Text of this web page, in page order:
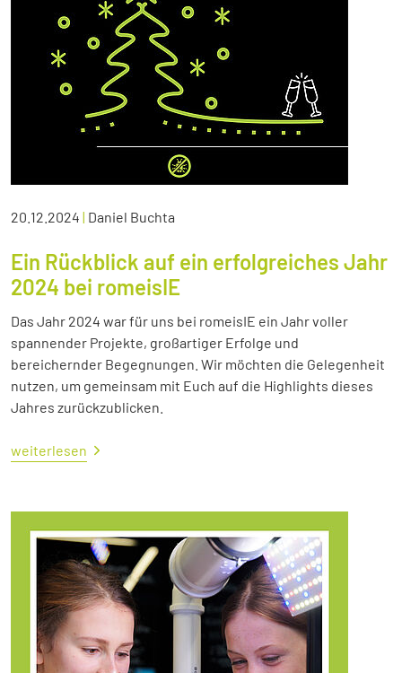
20.12.2024 | Daniel Buchta
Ein Rückblick auf ein erfolgreiches Jahr
2024 bei romeisIE
Das Jahr 2024 war für uns bei romeisIE ein Jahr voller
spannender Projekte, großartiger Erfolge und
bereichernder Begegnungen. Wir möchten die Gelegenheit
nutzen, um gemeinsam mit Euch auf die Highlights dieses
Jahres zurückzublicken.
weiterlesen